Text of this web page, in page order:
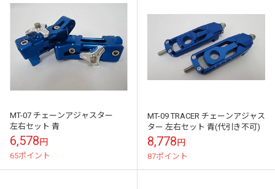
MT-07 チェーンアジャスター
左右セット 青
6,578円
65ポイント
MT-09 TRACER チェーンアジャス
ター 左右セット 青(代引き不可)
8,778円
87ポイント